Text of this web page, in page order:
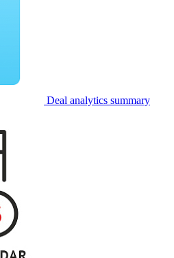
Deal analytics summary